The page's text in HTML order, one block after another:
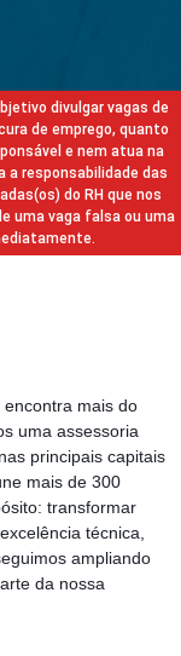
divulgar vagas de
de emprego, quanto
e nem atua na
a responsabilidade das
do RH que nos
uma vaga falsa ou uma
encontra mais do
uma assessoria
principais capitais
mais de 300
transformar
técnica,
ampliando
da nossa